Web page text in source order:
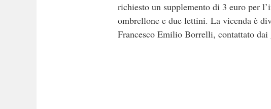
richiesto un supplemento di 3 euro per
ombrellone e due lettini. La vicenda è
Francesco Emilio Borrelli, contattato